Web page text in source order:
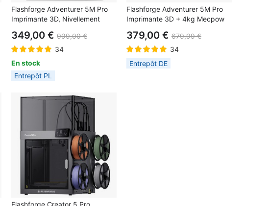
Flashforge Adventurer 5M Pro
Imprimante 3D, Nivellement
d'Impression Max 600mm/s,
Surveillance par Caméra à
Filament, Double Système de
Filtration d'Air, Impression
220*220*220mm
349,00 € 999,00 €
34
En stock
Entrepôt PL
Flashforge Adventurer 5M Pro
Imprimante 3D + 4kg Mecpow
Blanc/Lilas/Gris/Noir
379,00 € 679,99 €
34
Entrepôt DE
Flashforge Creator 5 Pro